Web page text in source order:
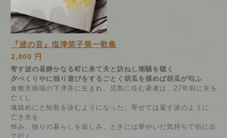
『波の音』塩津笑子第一歌集
2,000 円
寄す波の昼静かなる町に来て夫と訪ねし潮騒を聴く
夕べくりやに独り遊びをするごとく胡瓜を揉めば胡瓜が匂ふ
倉敷市南端の下津井に生まれ、児島に住む著者は、27年前に夫を
亡くし
魂鎮めにと短歌を詠むようになった。寄せては返す波のように、
亡き夫を
悼み、独りの暮らしを寂しみ、ときには華やいだ気持ちで街に出
て行く。